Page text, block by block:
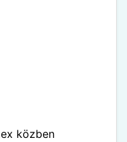
közben